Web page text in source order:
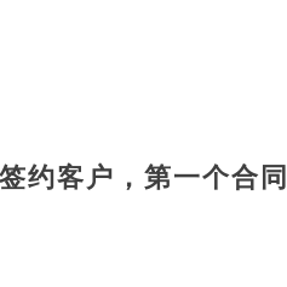
约客户，第一个合同